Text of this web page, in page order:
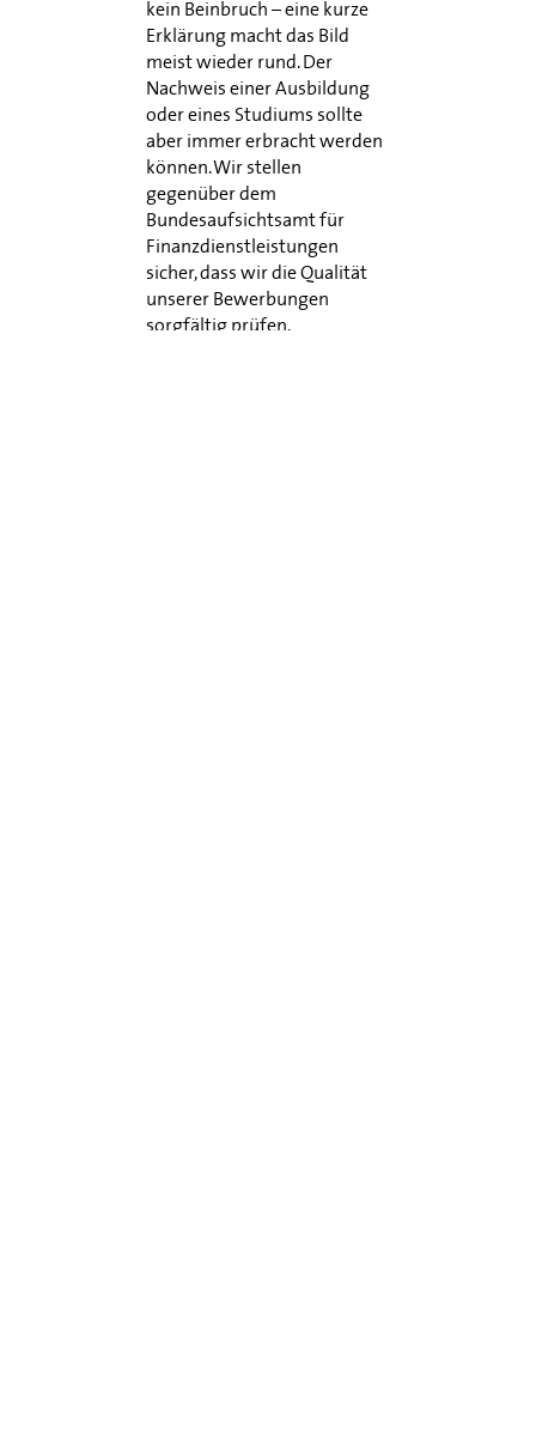
kein Beinbruch – eine kurze
Erklärung macht das Bild
meist wieder rund. Der
Nachweis einer Ausbildung
oder eines Studiums sollte
aber immer erbracht werden
können. Wir stellen
gegenüber dem
Bundesaufsichtsamt für
Finanzdienstleistungen
sicher, dass wir die Qualität
unserer Bewerbungen
sorgfältig prüfen.